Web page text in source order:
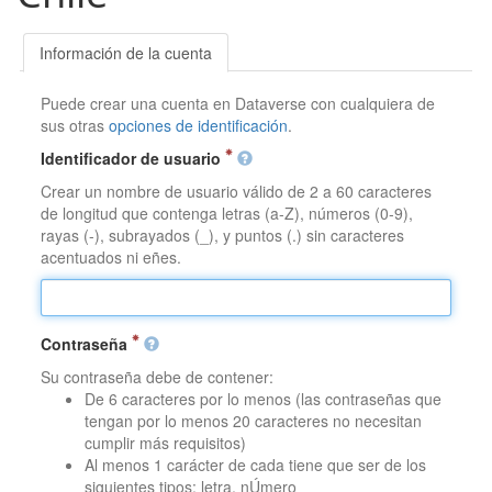
Información de la cuenta
Puede crear una cuenta en Dataverse con cualquiera de
sus otrasopciones de identificación.
Identificador de usuario
Crear un nombre de usuario válido de 2 a 60 caracteres
de longitud que contenga letras (a-Z), números (0-9),
rayas (-), subrayados (_), y puntos (.) sin caracteres
acentuados ni eñes.
Contraseña
Su contraseña debe de contener:
De 6 caracteres por lo menos (las contraseñas que
tengan por lo menos 20 caracteres no necesitan
cumplir más requisitos)
Al menos 1 carácter de cada tiene que ser de los
siguientes tipos: letra, nÚmero